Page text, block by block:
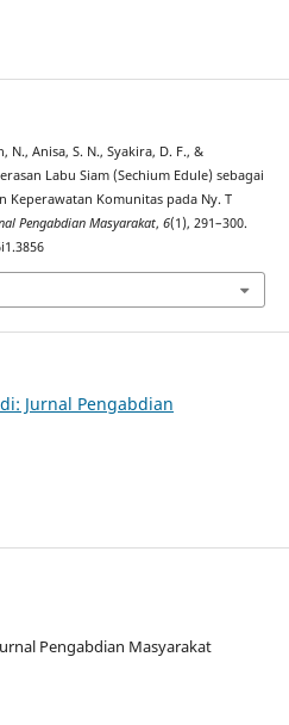
N., Anisa, S. N., Syakira, D. F., &
Labu Siam (Sechium Edule) sebagai
Keperawatan Komunitas pada Ny. T
Pengabdian Masyarakat, 6(1), 291–300.
Jurnal Pengabdian
Pengabdian Masyarakat